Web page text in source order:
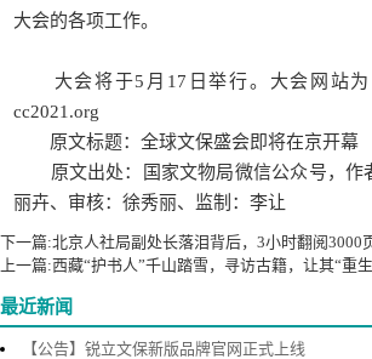
大会的各项工作。
大会将于5月17日举行。大会网站为
cc2021.org
原文标题：全球文保盛会即将在京开幕
原文出处：国家文物局微信公众号，作
丽卉、审核：徐秀丽、监制：李让
下一篇:北京人社局副处长落泪背后，3小时翻阅3000
上一篇:西藏“护书人”千山踏雪，寻访古籍，让其“重
最近新闻
【公告】锐立文保新版品牌官网正式上线